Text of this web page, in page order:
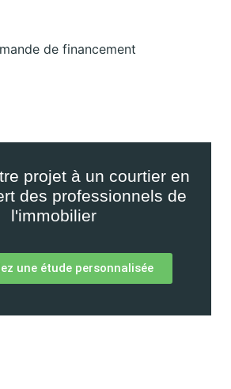
projet à un courtier en
des professionnels de
l'immobilier
une étude personnalisée